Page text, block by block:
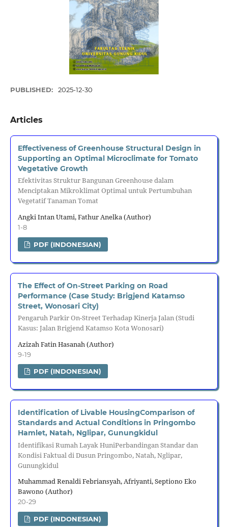
PUBLISHED: 2025-12-30
Articles
Effectiveness of Greenhouse Structural Design in
Supporting an Optimal Microclimate for Tomato
Vegetative Growth
Efektivitas Struktur Bangunan Greenhouse dalam
Menciptakan Mikroklimat Optimal untuk Pertumbuhan
Vegetatif Tanaman Tomat
Angki Intan Utami, Fathur Anelka (Author)
1-8
PDF (INDONESIAN)
The Effect of On-Street Parking on Road
Performance (Case Study: Brigjend Katamso
Street, Wonosari City)
Pengaruh Parkir On-Street Terhadap Kinerja Jalan (Studi
Kasus: Jalan Brigjend Katamso Kota Wonosari)
Azizah Fatin Hasanah (Author)
9-19
PDF (INDONESIAN)
Identification of Livable HousingComparison of
Standards and Actual Conditions in Pringombo
Hamlet, Natah, Nglipar, Gunungkidul
Identifikasi Rumah Layak HuniPerbandingan Standar dan
Kondisi Faktual di Dusun Pringombo, Natah, Nglipar,
Gunungkidul
Muhammad Renaldi Febriansyah, Afriyanti, Septiono Eko
Bawono (Author)
20-29
PDF (INDONESIAN)